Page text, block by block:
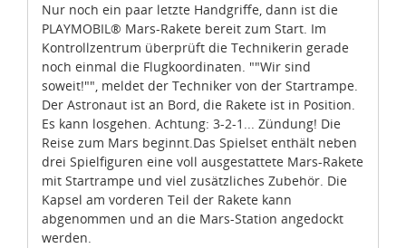
Nur noch ein paar letzte Handgriffe, dann ist die
PLAYMOBIL® Mars-Rakete bereit zum Start. Im
Kontrollzentrum überprüft die Technikerin gerade
noch einmal die Flugkoordinaten. ""Wir sind
soweit!"", meldet der Techniker von der Startrampe.
Der Astronaut ist an Bord, die Rakete ist in Position.
Es kann losgehen. Achtung: 3-2-1... Zündung! Die
Reise zum Mars beginnt.Das Spielset enthält neben
drei Spielfiguren eine voll ausgestattete Mars-Rakete
mit Startrampe und viel zusätzliches Zubehör. Die
Kapsel am vorderen Teil der Rakete kann
abgenommen und an die Mars-Station angedockt
werden.